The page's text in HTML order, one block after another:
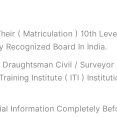
( Matriculation ) 10th
Recognized Board In India.
Civil / Surveyor
Institute ( ITI )
Information Completely